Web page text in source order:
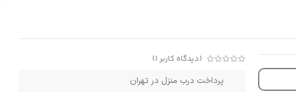
(دیدگاه کاربر 1
)
پرداخت درب منزل در تهران